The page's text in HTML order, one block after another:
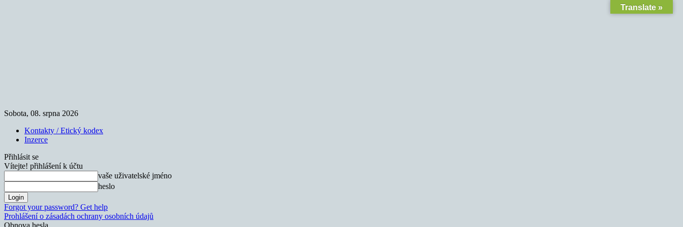
Sobota, 08. srpna 2026
Kontakty / Etický kodex
Inzerce
Přihlásit se
Vítejte! přihlášení k účtu
vaše uživatelské jméno
heslo
Forgot your password? Get help
Prohlášení o zásadách ochrany osobních údajů
Obnova hesla
Translate »